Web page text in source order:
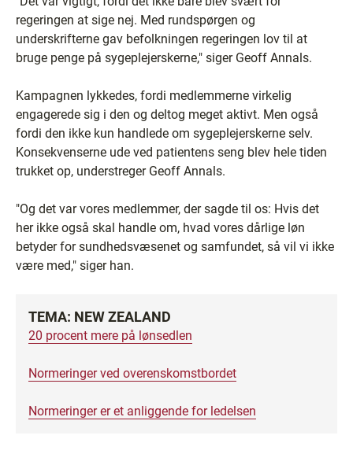
regeringen at sige nej. Med rundspørgen og
underskrifterne gav befolkningen regeringen lov til at
bruge penge på sygeplejerskerne," siger Geoff Annals.
Kampagnen lykkedes, fordi medlemmerne virkelig
engagerede sig i den og deltog meget aktivt. Men også
fordi den ikke kun handlede om sygeplejerskerne selv.
Konsekvenserne ude ved patientens seng blev hele tiden
trukket op, understreger Geoff Annals.
"Og det var vores medlemmer, der sagde til os: Hvis det
her ikke også skal handle om, hvad vores dårlige løn
betyder for sundhedsvæsenet og samfundet, så vil vi ikke
være med," siger han.
TEMA: NEW ZEALAND
20 procent mere på lønsedlen
Normeringer ved overenskomstbordet
Normeringer er et anliggende for ledelsen